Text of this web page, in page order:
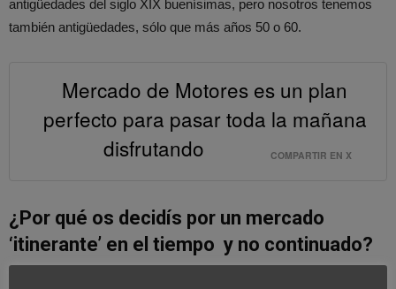
antigüedades del siglo XIX buenísimas, pero nosotros tenemos
también antigüedades, sólo que más años 50 o 60.
Mercado de Motores es un plan
perfecto para pasar toda la mañana
disfrutando
COMPARTIR EN X
¿Por qué os decidís por un mercado
‘itinerante’ en el tiempo y no continuado?